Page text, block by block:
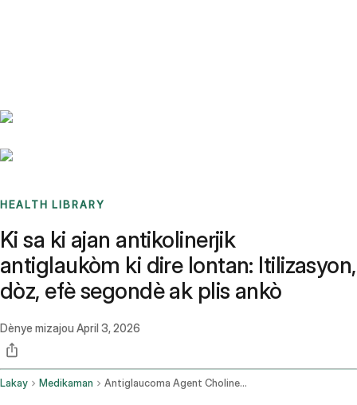
HEALTH LIBRARY
Ki sa ki ajan antikolinerjik
antiglaukòm ki dire lontan: Itilizasyon,
dòz, efè segondè ak plis ankò
Dènye mizajou April 3, 2026
Lakay Medikaman Antiglaucoma Agent Cholinergic Long Acting Ophthalmic Route